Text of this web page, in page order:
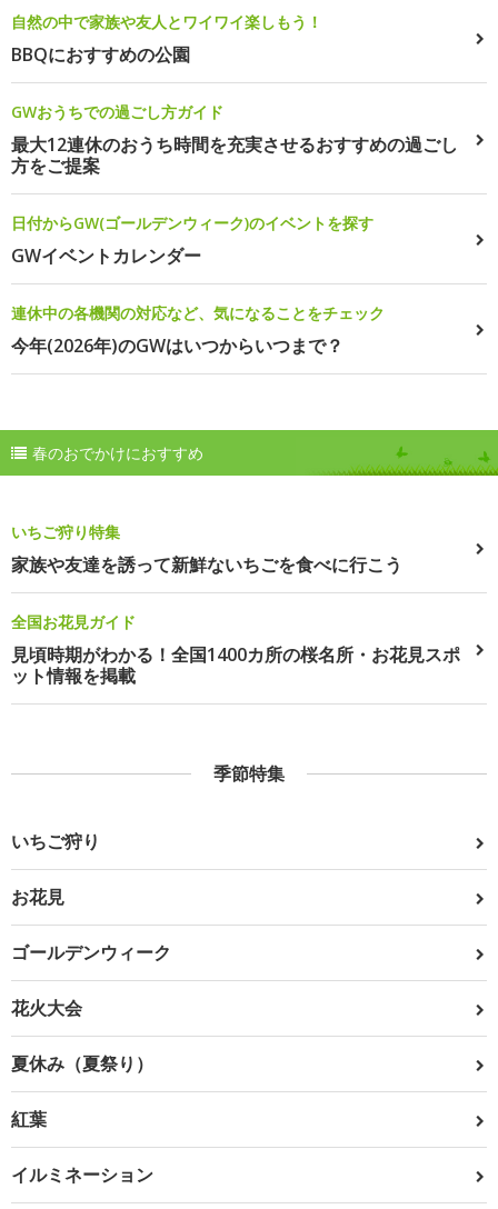
自然の中で家族や友人とワイワイ楽しもう！
BBQにおすすめの公園
GWおうちでの過ごし方ガイド
最大12連休のおうち時間を充実させるおすすめの過ごし
方をご提案
日付からGW(ゴールデンウィーク)のイベントを探す
GWイベントカレンダー
連休中の各機関の対応など、気になることをチェック
今年(2026年)のGWはいつからいつまで？
春のおでかけにおすすめ
いちご狩り特集
家族や友達を誘って新鮮ないちごを食べに行こう
全国お花見ガイド
見頃時期がわかる！全国1400カ所の桜名所・お花見スポ
ット情報を掲載
季節特集
いちご狩り
お花見
ゴールデンウィーク
花火大会
夏休み（夏祭り）
紅葉
イルミネーション